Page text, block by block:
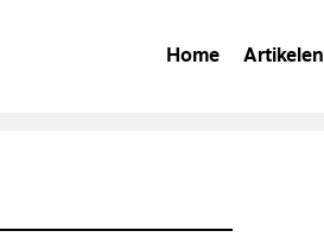
Home Artikelen